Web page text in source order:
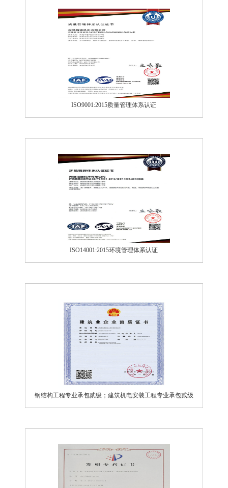
ISO9001:2015质量管理体系认证
ISO14001:2015环境管理体系认证
钢结构工程专业承包贰级；建筑机电安装工程专业承包贰级